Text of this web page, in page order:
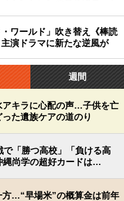
ワールド」吹き替え《棒読
演ドラマに新たな逆風が
週間
アキラに心配の声…子供を亡
た遺族ケアの道のり
で「勝つ高校」「負ける高
縄尚学の超好カードは…
方…“早場米”の概算金は前年